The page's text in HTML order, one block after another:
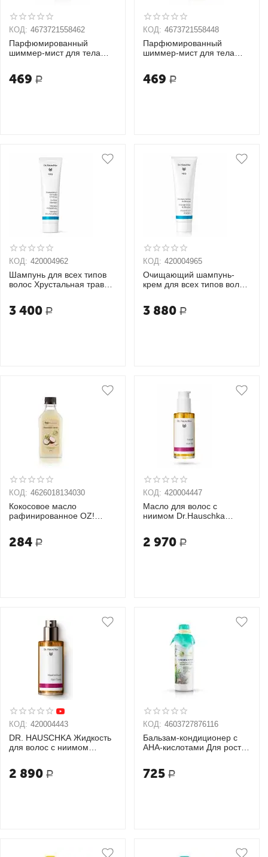
КОД: 4673721558462
Парфюмированный
шиммер-мист для тела
INNATURE
469 Р
КОД: 4673721558448
Парфюмированный
шиммер-мист для тела
469 Р
КОД: 420004962
Шампунь для всех типов
волос Хрустальная трава
Mittagsblume
3 400 Р
КОД: 420004965
Очищающий шампунь-
крем для всех типов волос
3 880 Р
КОД: 4626018134030
Кокосовое масло
рафинированное OZ!
284 Р
КОД: 420004447
Масло для волос с
ниимом Dr.Hauschka
2 970 Р
КОД: 420004443
DR. HAUSCHKA Жидкость
для волос с ниимом
2 890 Р
КОД: 4603727876116
Бальзам-кондиционер с
AHA-кислотами Для роста
OZ! OrganicZone
725 Р